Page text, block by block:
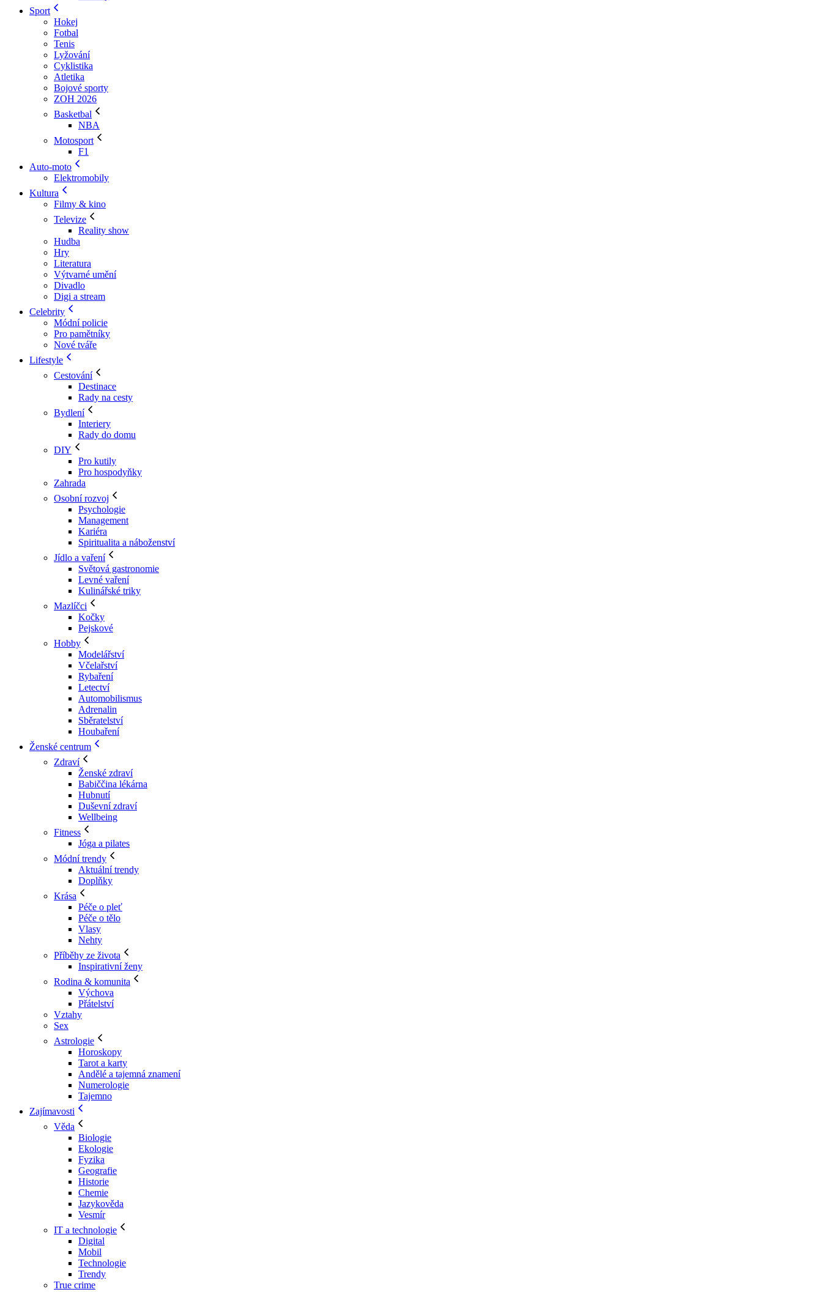
Sport
Hokej
Fotbal
Tenis
Lyžování
Cyklistika
Atletika
Bojové sporty
ZOH 2026
Basketbal
NBA
Motosport
F1
Auto-moto
Elektromobily
Kultura
Filmy & kino
Televize
Reality show
Hudba
Hry
Literatura
Výtvarné umění
Divadlo
Digi a stream
Celebrity
Módní policie
Pro pamětníky
Nové tváře
Lifestyle
Cestování
Destinace
Rady na cesty
Bydlení
Interiery
Rady do domu
DIY
Pro kutily
Pro hospodyňky
Zahrada
Osobní rozvoj
Psychologie
Management
Kariéra
Spiritualita a náboženství
Jídlo a vaření
Světová gastronomie
Levné vaření
Kulinářské triky
Mazlíčci
Kočky
Pejskové
Hobby
Modelářství
Včelařství
Rybaření
Letectví
Automobilismus
Adrenalin
Sběratelství
Houbaření
Ženské centrum
Zdraví
Ženské zdraví
Babiččina lékárna
Hubnutí
Duševní zdraví
Wellbeing
Fitness
Jóga a pilates
Módní trendy
Aktuální trendy
Doplňky
Krása
Péče o pleť
Péče o tělo
Vlasy
Nehty
Příběhy ze života
Inspirativní ženy
Rodina & komunita
Výchova
Přátelství
Vztahy
Sex
Astrologie
Horoskopy
Tarot a karty
Andělé a tajemná znamení
Numerologie
Tajemno
Zajímavosti
Věda
Biologie
Ekologie
Fyzika
Geografie
Historie
Chemie
Jazykověda
Vesmír
IT a technologie
Digital
Mobil
Technologie
Trendy
True crime